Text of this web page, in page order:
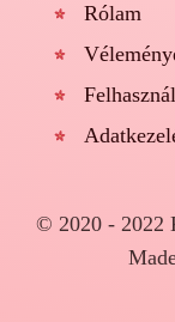
Rólam
© 2020 - 2022